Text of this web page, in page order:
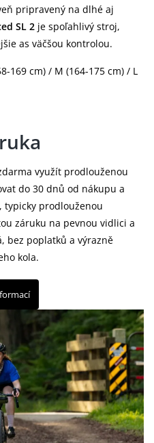
pripravený na dlhé aj
SL 2 je spoľahlivý stroj,
as väčšou kontrolou.
169 cm) / M (164-175 cm) / L
využít prodlouženou
do 30 dnů od nákupu a
typicky prodlouženou
záruku na pevnou vidlici a
bez poplatků a výrazně
kola.